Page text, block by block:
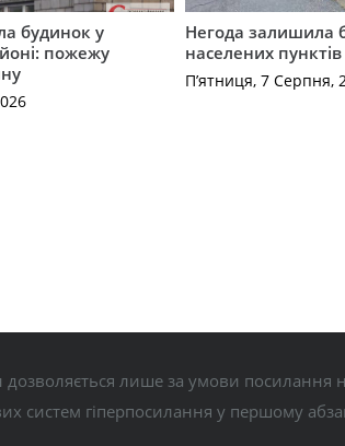
будинок у
пожежу
Негода залишила
населених
П’ятниця, 7 Серпня,
лише за умови посилання
систем гіперпосилання у першому